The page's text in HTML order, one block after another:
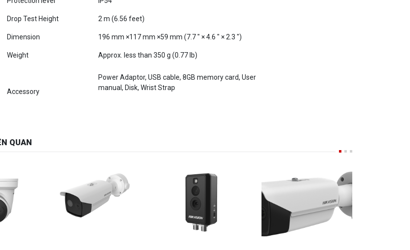
Drop Test Height 2 m (6.56 feet)
Dimension 196 mm ×117 mm ×59 mm (7.7 ″ × 4.6 ″ × 2.3 ″)
Weight Approx. less than 350 g (0.77 lb)
Power Adaptor, USB cable, 8GB memory card, User